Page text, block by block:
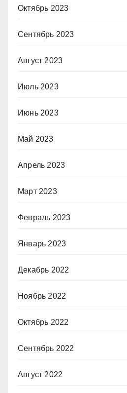
Октябрь 2023
Сентябрь 2023
Август 2023
Июль 2023
Июнь 2023
Май 2023
Апрель 2023
Март 2023
Февраль 2023
Январь 2023
Декабрь 2022
Ноябрь 2022
Октябрь 2022
Сентябрь 2022
Август 2022